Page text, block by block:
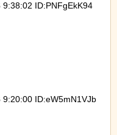
ID:PNFgEkK94
ID:eW5mN1VJb